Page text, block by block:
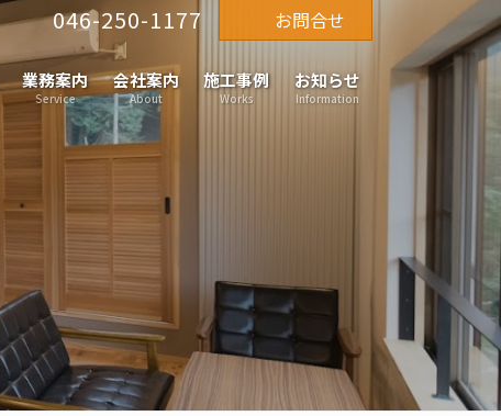
046-250-1177 お問合せ
業務案内
Service
会社案内
About
施工事例
Works
お知らせ
Information